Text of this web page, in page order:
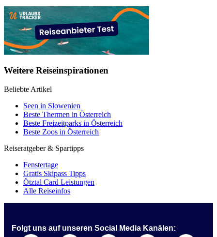
Weitere Reiseinspirationen
Beliebte Artikel
Seen in Slowenien
Beste Thermen in Österreich
Beste Freizeitparks in Österreich
Beste Zoos in Österreich
Reiseratgeber & Spartipps
Fenstertage
Gratis Skipass Tipps
Ötztal Card Leistungen
Alle Reiseinfos